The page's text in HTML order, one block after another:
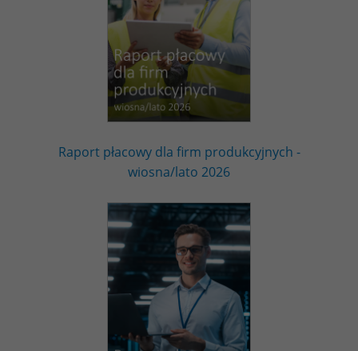
Raport płacowy dla firm produkcyjnych -
wiosna/lato 2026